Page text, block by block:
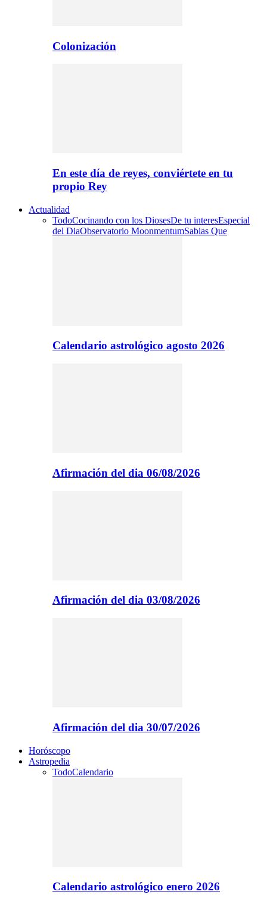
Colonización
En este día de reyes, conviértete en tu
propio Rey
Actualidad
TodoCocinando con los DiosesDe tu interesEspecial
del DiaObservatorio MoonmentumSabias Que
Calendario astrológico agosto 2026
Afirmación del dia 06/08/2026
Afirmación del dia 03/08/2026
Afirmación del dia 30/07/2026
Horóscopo
Astropedia
TodoCalendario
Calendario astrológico enero 2026